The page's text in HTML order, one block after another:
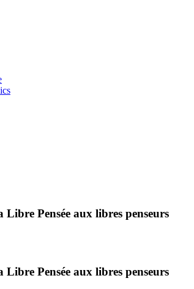
Pensée aux libres penseurs
Pensée aux libres penseurs